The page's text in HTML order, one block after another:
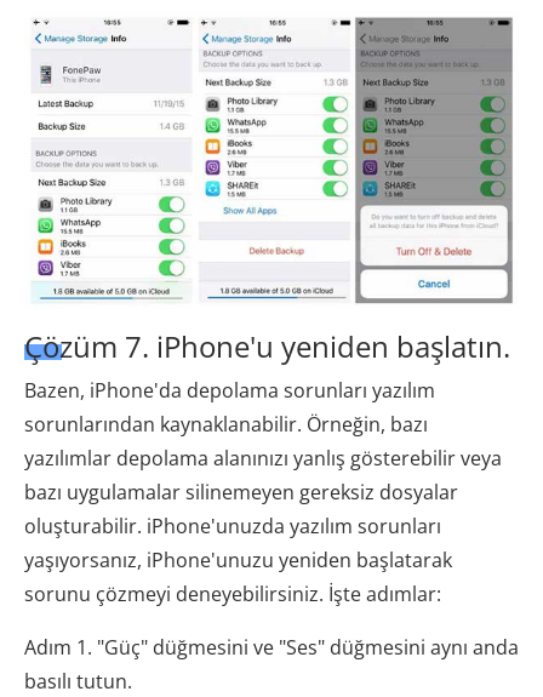
Çözüm 7. iPhone'u yeniden başlatın.
Bazen, iPhone'da depolama sorunları yazılım
sorunlarından kaynaklanabilir. Örneğin, bazı
yazılımlar depolama alanınızı yanlış gösterebilir veya
bazı uygulamalar silinemeyen gereksiz dosyalar
oluşturabilir. iPhone'unuzda yazılım sorunları
yaşıyorsanız, iPhone'unuzu yeniden başlatarak
sorunu çözmeyi deneyebilirsiniz. İşte adımlar:
Adım 1. "Güç" düğmesini ve "Ses" düğmesini aynı anda
basılı tutun.